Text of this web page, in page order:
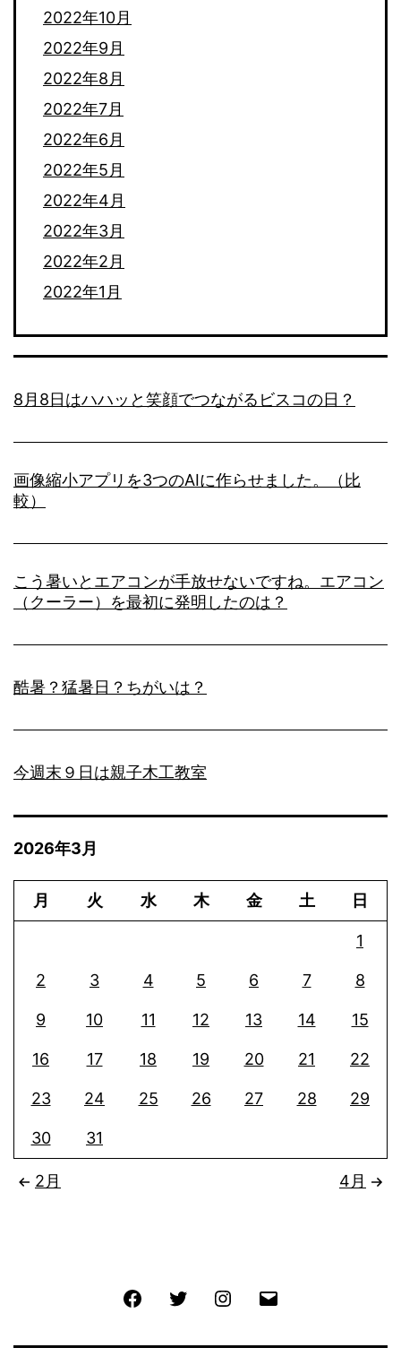
2022年10月
2022年9月
2022年8月
2022年7月
2022年6月
2022年5月
2022年4月
2022年3月
2022年2月
2022年1月
8月8日はハハッと笑顔でつながるビスコの日？
画像縮小アプリを3つのAIに作らせました。（比
較）
こう暑いとエアコンが手放せないですね。エアコン
（クーラー）を最初に発明したのは？
酷暑？猛暑日？ちがいは？
今週末９日は親子木工教室
2026年3月
月 火 水 木 金 土 日
1
2 3 4 5 6 7 8
9 10 11 12 13 14 15
16 17 18 19 20 21 22
23 24 25 26 27 28 29
30 31
2月 4月
FacebookTwitter Instagram